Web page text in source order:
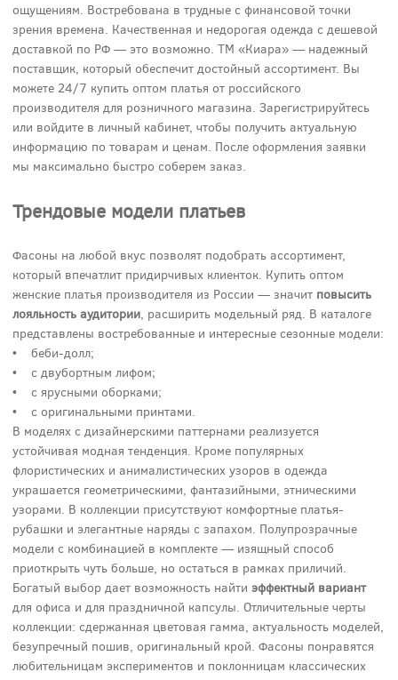
ощущениям. Востребована в трудные с финансовой точки
зрения времена. Качественная и недорогая одежда с дешевой
доставкой по РФ — это возможно. ТМ «Киара» — надежный
поставщик, который обеспечит достойный ассортимент. Вы
можете 24/7 купить оптом платья от российского
производителя для розничного магазина. Зарегистрируйтесь
или войдите в личный кабинет, чтобы получить актуальную
информацию по товарам и ценам. После оформления заявки
мы максимально быстро соберем заказ.
Трендовые модели платьев
Фасоны на любой вкус позволят подобрать ассортимент,
который впечатлит придирчивых клиенток. Купить оптом
женские платья производителя из России — значит повысить
лояльность аудитории, расширить модельный ряд. В каталоге
представлены востребованные и интересные сезонные модели:
• беби-долл;
• с двубортным лифом;
• с ярусными оборками;
• с оригинальными принтами.
В моделях с дизайнерскими паттернами реализуется
устойчивая модная тенденция. Кроме популярных
флористических и анималистических узоров в одежда
украшается геометрическими, фантазийными, этническими
узорами. В коллекции присутствуют комфортные платья-
рубашки и элегантные наряды с запахом. Полупрозрачные
модели с комбинацией в комплекте — изящный способ
приоткрыть чуть больше, но остаться в рамках приличий.
Богатый выбор дает возможность найти эффектный вариант
для офиса и для праздничной капсулы. Отличительные черты
коллекции: сдержанная цветовая гамма, актуальность моделей,
безупречный пошив, оригинальный крой. Фасоны понравятся
любительницам экспериментов и поклонницам классических